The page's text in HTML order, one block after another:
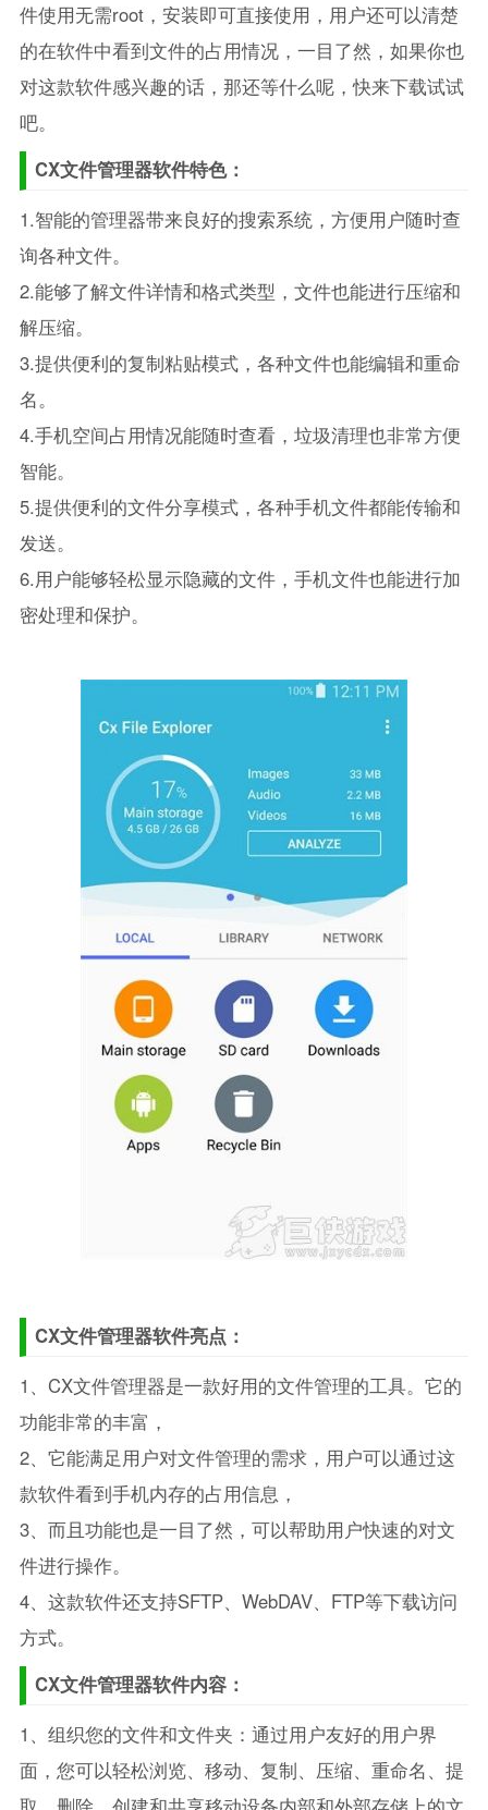
件使用无需root，安装即可直接使用，用户还可以清楚
的在软件中看到文件的占用情况，一目了然，如果你也
对这款软件感兴趣的话，那还等什么呢，快来下载试试
吧。
CX文件管理器软件特色：
1.智能的管理器带来良好的搜索系统，方便用户随时查
询各种文件。
2.能够了解文件详情和格式类型，文件也能进行压缩和
解压缩。
3.提供便利的复制粘贴模式，各种文件也能编辑和重命
名。
4.手机空间占用情况能随时查看，垃圾清理也非常方便
智能。
5.提供便利的文件分享模式，各种手机文件都能传输和
发送。
6.用户能够轻松显示隐藏的文件，手机文件也能进行加
密处理和保护。
CX文件管理器软件亮点：
1、CX文件管理器是一款好用的文件管理的工具。它的
功能非常的丰富，
2、它能满足用户对文件管理的需求，用户可以通过这
款软件看到手机内存的占用信息，
3、而且功能也是一目了然，可以帮助用户快速的对文
件进行操作。
4、这款软件还支持SFTP、WebDAV、FTP等下载访问
方式。
CX文件管理器软件内容：
1、组织您的文件和文件夹：通过用户友好的用户界
面，您可以轻松浏览、移动、复制、压缩、重命名、提